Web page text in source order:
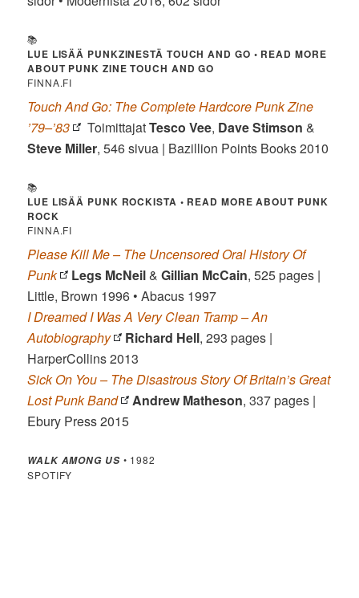
📚
LUE LISÄÄ PUNKZINESTÄ TOUCH AND GO • READ MORE
ABOUT PUNK ZINE TOUCH AND GO
FINNA.FI
Touch And Go: The Complete Hardcore Punk Zine
’79–’83
ToimittajatTesco Vee, Dave Stimson &
Steve Miller, 546 sivua | Bazillion Points Books 2010
📚
LUE LISÄÄ PUNK ROCKISTA • READ MORE ABOUT PUNK
ROCK
FINNA.FI
Please Kill Me – The Uncensored Oral History Of
Punk
Legs McNeil&Gillian McCain, 525 pages |
Little, Brown 1996 • Abacus 1997
I Dreamed I Was A Very Clean Tramp – An
Autobiography
Richard Hell, 293 pages |
HarperCollins 2013
Sick On You – The Disastrous Story Of Britain’s Great
Lost Punk Band
Andrew Matheson, 337 pages |
Ebury Press 2015
WALK AMONG US• 1982
SPOTIFY